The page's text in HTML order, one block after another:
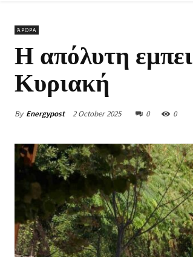
ΆΡΘΡΑ
Η απόλυτη
Κυριακή
By Energypost 2 October 2025 0 0